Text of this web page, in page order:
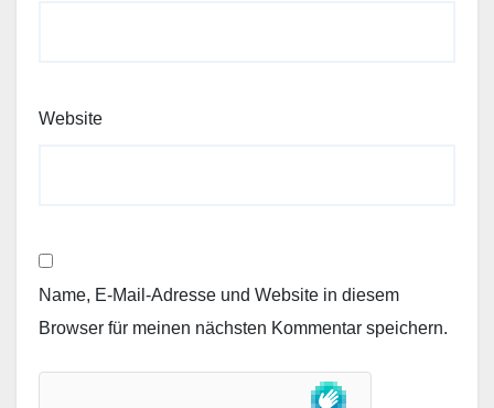
Website
Name, E-Mail-Adresse und Website in diesem
Browser für meinen nächsten Kommentar speichern.